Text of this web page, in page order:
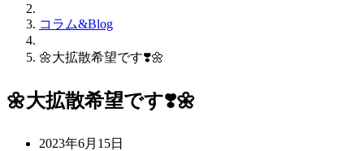
コラム&Blog
🌼大拡散希望です❣️🌼
🌼大拡散希望です❣️🌼
2023年6月15日